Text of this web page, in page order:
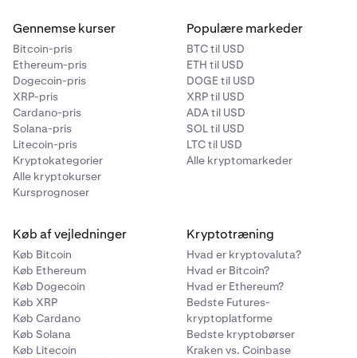
Gennemse kurser
Bitcoin-pris
Ethereum-pris
Dogecoin-pris
XRP-pris
Cardano-pris
Solana-pris
Litecoin-pris
Kryptokategorier
Alle kryptokurser
Kursprognoser
Populære markeder
BTC til USD
ETH til USD
DOGE til USD
XRP til USD
ADA til USD
SOL til USD
LTC til USD
Alle kryptomarkeder
Køb af vejledninger
Køb Bitcoin
Køb Ethereum
Køb Dogecoin
Køb XRP
Køb Cardano
Køb Solana
Køb Litecoin
Kryptotræning
Hvad er kryptovaluta?
Hvad er Bitcoin?
Hvad er Ethereum?
Bedste Futures-
kryptoplatforme
Bedste kryptobørser
Kraken vs. Coinbase